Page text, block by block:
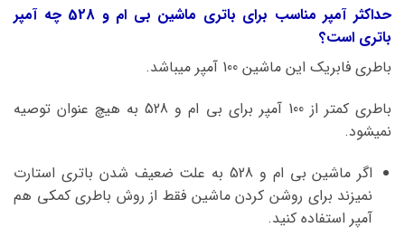
حداکثر آمپر مناسب برای باتری ماشین بی ام و 528 چه آمپر
باتری است؟
باطری فابریک این ماشین 100 آمپر میباشد.
باطری کمتر از 100 آمپر برای بی ام و 528 به هیچ عنوان توصیه
نمیشود.
اگر ماشین بی ام و 528 به علت ضعیف شدن باتری استارت
نمیزند برای روشن کردن ماشین فقط از روش باطری کمکی هم
آمپر استفاده کنید.